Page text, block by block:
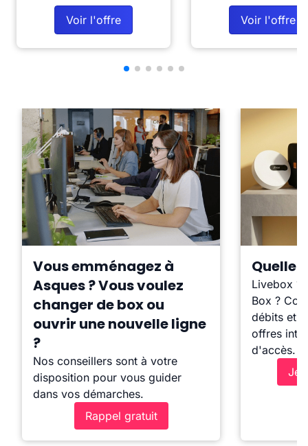
Voir l'offre Voir l'offre
Vous emménagez à
Asques ? Vous voulez
changer de box ou
ouvrir une nouvelle ligne
?
Nos conseillers sont à votre
disposition pour vous guider
dans vos démarches.
Rappel gratuit
Quelle
Livebox ?
Box ?
débits et
offres
d'accès.
Je